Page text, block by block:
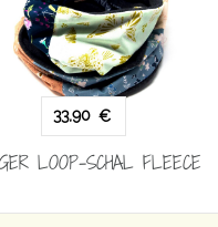
33,90 €
LOOP-SCHAL FLEECE